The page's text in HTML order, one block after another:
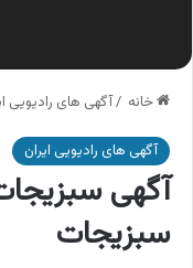
خانه /آگهی های رادیویی
آگهی های رادیویی ایران
آگهی
سبزیجات